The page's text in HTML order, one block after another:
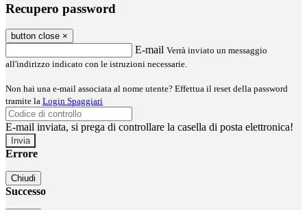
Recupero password
button close ×
E-mail Verrà inviato un messaggio
all'indirizzo indicato con le istruzioni necessarie.
Non hai una e-mail associata al nome utente? Effettua il reset della password
tramite la Login Spaggiari
E-mail inviata, si prega di controllare la casella di posta elettronica!
Errore
Chiudi
Successo